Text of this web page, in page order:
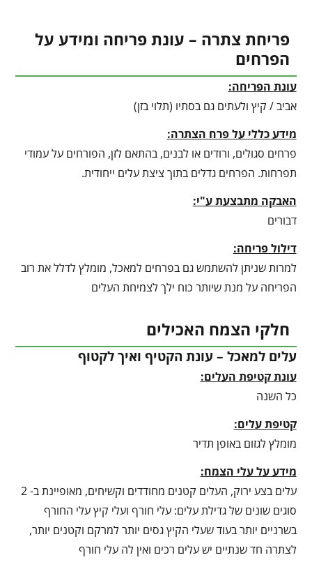
פריחת צתרה – עונת פריחה ומידע על
הפרחים
עונת הפריחה:
אביב / קיץ ולעתים גם בסתיו (תלוי בזן)
מידע כללי על פרח הצתרה:
פרחים סגולים, ורודים או לבנים, בהתאם לזן, הפורחים על עמודי
תפרחות. הפרחים גדלים בתוך ציצת עלים ייחודית.
האבקה מתבצעת ע"י:
דבורים
דילול פריחה:
למרות שניתן להשתמש גם בפרחים למאכל, מומלץ לדלל את רוב
הפריחה על מנת שיותר כוח ילך לצמיחת העלים
חלקי הצמח האכילים
עלים למאכל – עונת הקטיף ואיך לקטוף
עונת קטיפת העלים:
כל השנה
קטיפת עלים:
מומלץ לגזום באופן תדיר
מידע על עלי הצמח:
עלים בצע ירוק, העלים קטנים מחודדים וקשיחים, מאופיינת ב- 2
סוגים שונים של גדילת עלים: עלי חורף ועלי קיץ עלי החורף
בשרניים יותר בעוד שעלי הקיץ גסים יותר למרקם וקטנים יותר,
לצתרה חד שנתיים יש עלים רכים ואין לה עלי חורף